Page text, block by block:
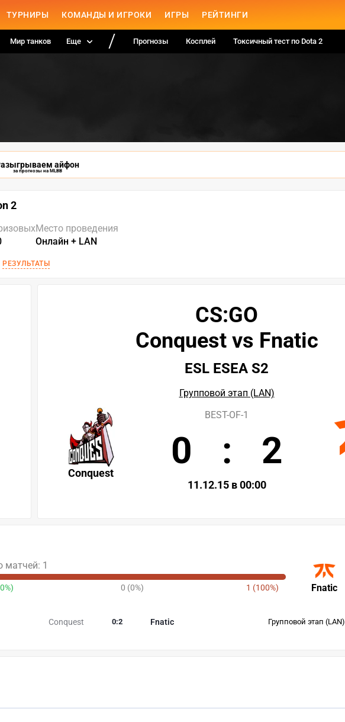
ТУРНИРЫ КОМАНДЫ И ИГРОКИ ИГРЫ РЕЙТИНГИ
Мир танков Еще Прогнозы Косплей Токсичный тест по Dota 2
айфон
за прогнозы на MLBB
2
Место проведения
Онлайн + LAN
РЕЗУЛЬТАТЫ
CS:GO
Conquest vs Fnatic
ESL ESEA S2
Групповой этап (LAN)
Conquest
BEST-OF-1
0 : 2
11.12.15 в 00:00
Fnatic
матчей: 1
0 (0%) 1 (100%)
Conquest Fnatic
0:2 Групповой этап (LAN)